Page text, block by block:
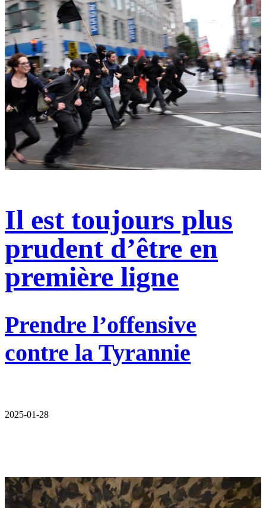
Il est toujours plus
prudent d’être en
première ligne
Prendre l’offensive
contre la Tyrannie
2025-01-28